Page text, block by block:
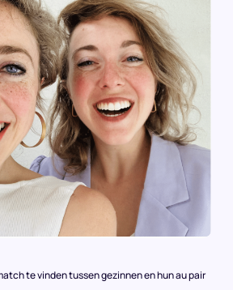
te vinden tussen gezinnen en hun au pair